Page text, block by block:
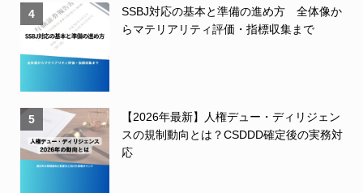
4
SSBJ対応の基本と準備の進め方 全体像か
らマテリアリティ評価・指標収集まで
5
【2026年最新】人権デュー・ディリジェン
スの規制動向とは？CSDDD確定後の実務対
応